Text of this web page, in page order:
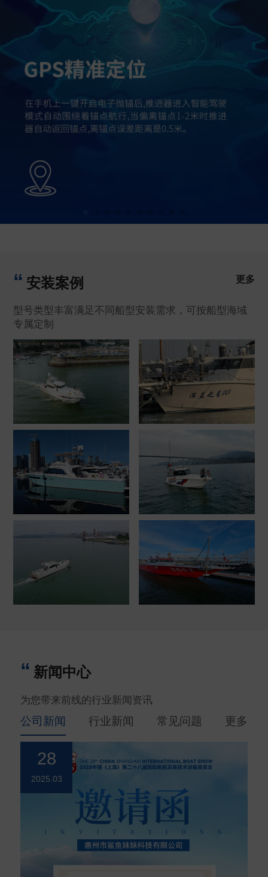
安装案例 更多
型号类型丰富满足不同船型安装需求，可按船型海域
专属定制
新闻中心
为您带来前线的行业新闻资讯
公司新闻 行业新闻 常见问题 更多
28
2025.03